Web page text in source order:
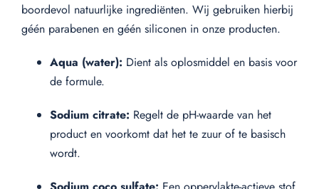
boordevol natuurlijke ingrediënten. Wij gebruiken hierbij
géén parabenen en géén siliconen in onze producten.
Aqua (water): Dient als oplosmiddel en basis voor
de formule.
Sodium citrate: Regelt de pH-waarde van het
product en voorkomt dat het te zuur of te basisch
wordt.